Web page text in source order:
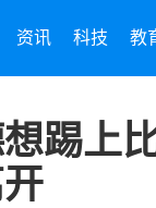
资讯 科技 教
踢上